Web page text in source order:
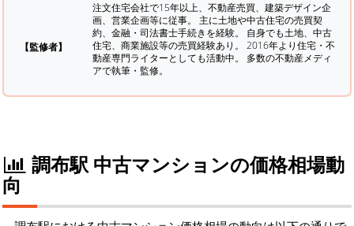
【監修者】
注文住宅会社で15年以上、不動産売買、建築デザイン企
画、営業企画等に従事。 主に土地や中古住宅の売買契
約、金融・司法書士手続きを経験。 自身でも土地、中古
住宅、商業施設等の売買経験あり。 2016年より住宅・不
動産専門ライターとしても活動中。 多数の不動産メディ
アで執筆・監修。
調布駅 中古マンションの価格相場動
向